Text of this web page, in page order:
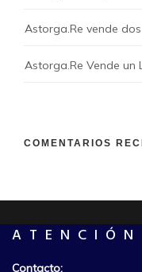
Astorga.Re vende
Astorga.Re Vende un
COMENTARIOS
Contacto: